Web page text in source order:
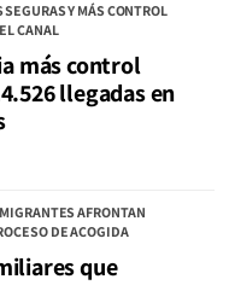
Y MÁS CONTROL
CANAL
más control
llegadas en
AFRONTAN
DE ACOGIDA
que